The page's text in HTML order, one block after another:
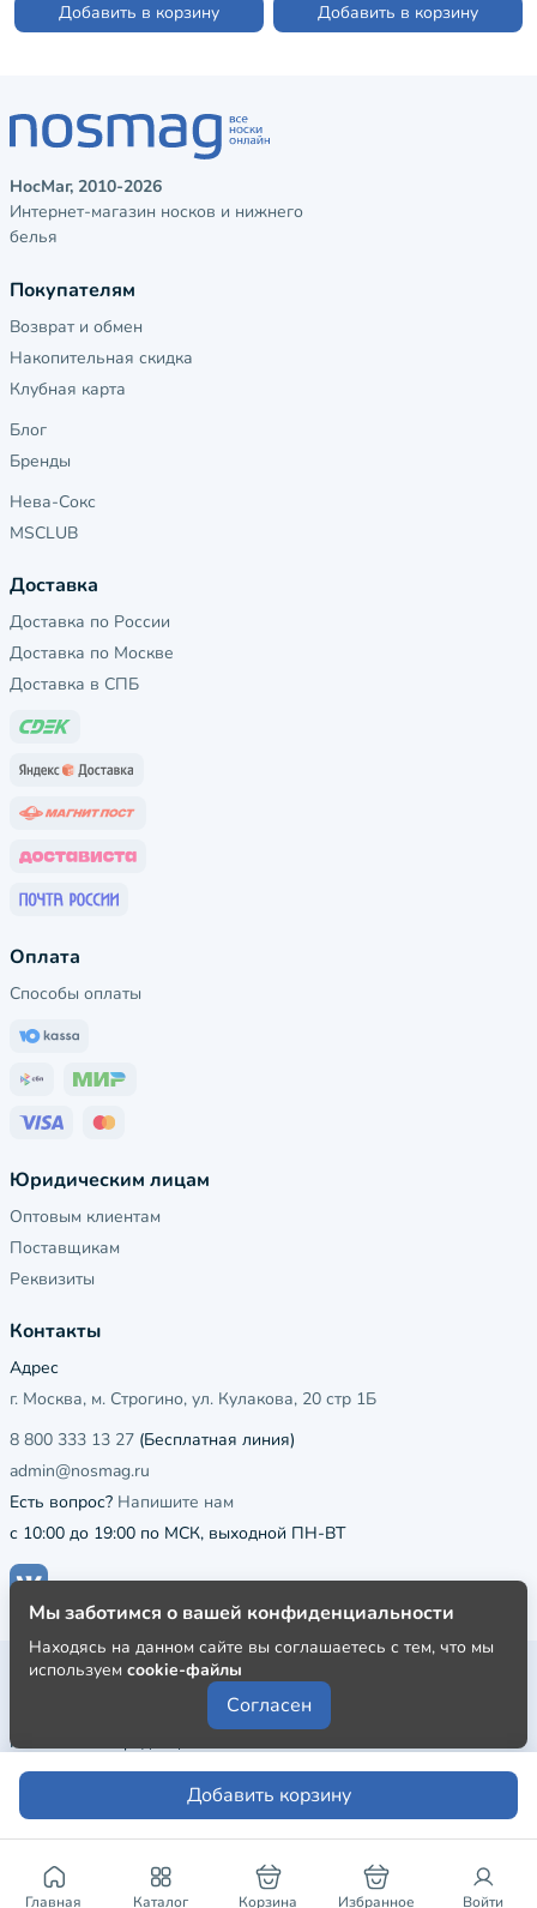
Добавить в корзину Добавить в корзину
Добавить корзину
Главная Каталог Корзина Избранное Войти
НосМаг, 2010-2026
Интернет-магазин носков и нижнего
белья
Покупателям
Возврат и обмен
Накопительная скидка
Клубная карта
Блог
Бренды
Нева-Сокс
MSCLUB
Доставка
Доставка по России
Доставка по Москве
Доставка в СПБ
Оплата
Способы оплаты
Юридическим лицам
Оптовым клиентам
Поставщикам
Реквизиты
Контакты
Адрес
г. Москва, м. Строгино, ул. Кулакова, 20 стр 1Б
8 800 333 13 27 (Бесплатная линия)
admin@nosmag.ru
Есть вопрос? Напишите нам
с 10:00 до 19:00 по МСК, выходной ПН-ВТ
Публичная оферта
Пользовательское соглашение
Политика конфиденциальности
Мы заботимся о вашей конфиденциальности
Находясь на данном сайте вы соглашаетесь с тем, что мы
используем cookie-файлы
Согласен